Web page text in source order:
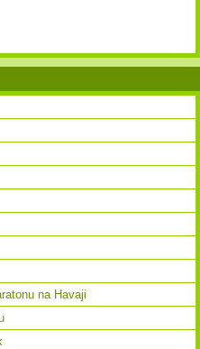
na Havaji